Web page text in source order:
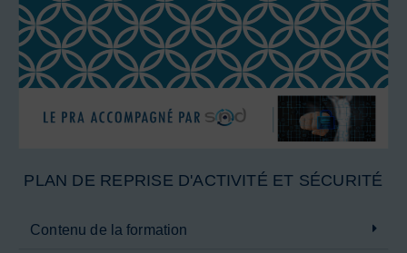
PLAN DE REPRISE D'ACTIVITÉ ET SÉCURITÉ
Contenu de la formation